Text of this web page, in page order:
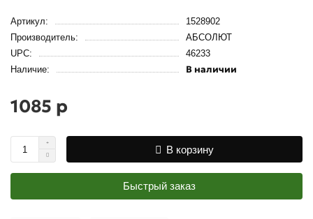
Артикул:
1528902
Производитель:
АБСОЛЮТ
UPC:
46233
Наличие:
В наличии
1085 р
В корзину
Быстрый заказ